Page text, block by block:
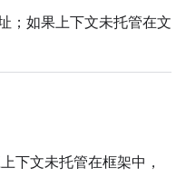
；如果上下文未托管在文
下文未托管在框架中，